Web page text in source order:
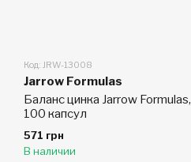
Код: JRW-13008
Jarrow Formulas
Баланс цинка Jarrow Formulas,
100 капсул
571 грн
В наличии